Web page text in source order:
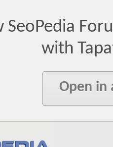
SeoPedia
with
Open in